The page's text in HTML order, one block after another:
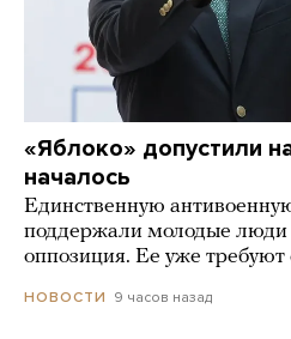
«Яблоко» допустили
началось
Единственную
поддержали молодые люди
оппозиция. Ее уже требуют
НОВОСТИ 9 часов назад